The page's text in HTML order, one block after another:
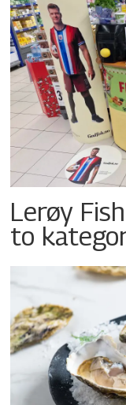
Lerøy
to